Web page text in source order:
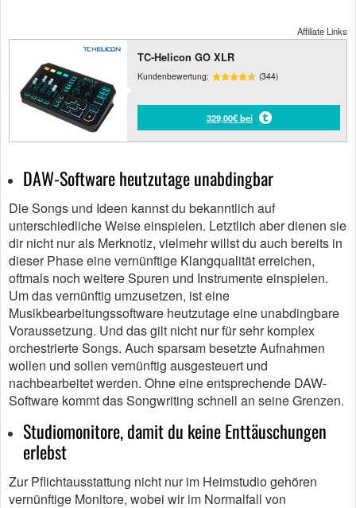
Affiliate Links
TC-Helicon GO XLR
Kundenbewertung: (344)
329,00€ bei
DAW-Software heutzutage unabdingbar
Die Songs und Ideen kannst du bekanntlich auf
unterschiedliche Weise einspielen. Letztlich aber dienen sie
dir nicht nur als Merknotiz, vielmehr willst du auch bereits in
dieser Phase eine vernünftige Klangqualität erreichen,
oftmals noch weitere Spuren und Instrumente einspielen.
Um das vernünftig umzusetzen, ist eine
Musikbearbeitungssoftware heutzutage eine unabdingbare
Voraussetzung. Und das gilt nicht nur für sehr komplex
orchestrierte Songs. Auch sparsam besetzte Aufnahmen
wollen und sollen vernünftig ausgesteuert und
nachbearbeitet werden. Ohne eine entsprechende DAW-
Software kommt das Songwriting schnell an seine Grenzen.
Studiomonitore, damit du keine Enttäuschungen
erlebst
Zur Pflichtausstattung nicht nur im Heimstudio gehören
vernünftige Monitore, wobei wir im Normalfall von